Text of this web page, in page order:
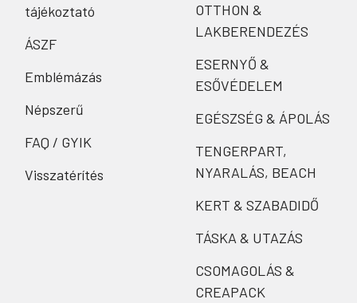
tájékoztató
ÁSZF
Emblémázás
Népszerű
FAQ / GYIK
Visszatérítés
OTTHON &
LAKBERENDEZÉS
ESERNYŐ &
ESŐVÉDELEM
EGÉSZSÉG & ÁPOLÁS
TENGERPART,
NYARALÁS, BEACH
KERT & SZABADIDŐ
TÁSKA & UTAZÁS
CSOMAGOLÁS &
CREAPACK